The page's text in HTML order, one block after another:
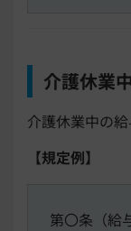
介護休業
介護休業中の
【規定例】
第〇条（給